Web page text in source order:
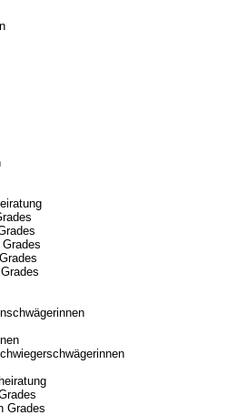
Grades